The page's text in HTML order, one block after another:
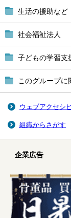
生活の援助など
社会福祉法人
子どもの学習支
このグループに
ウェブアクセシ
組織からさがす
企業広告